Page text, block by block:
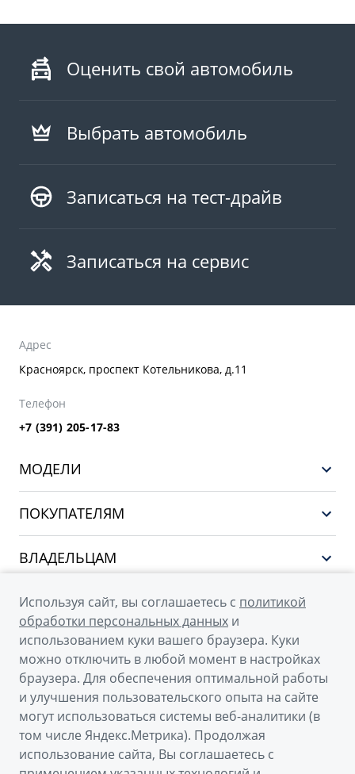
Оценить свой автомобиль
Выбрать автомобиль
Записаться на тест-драйв
Записаться на сервис
Адрес
Красноярск, проспект Котельникова, д.11
Телефон
+7 (391) 205-17-83
МОДЕЛИ
EX5
CITYRAY
ATLAS
OKAVANGO
MONJARO
Архивные модели
ПОКУПАТЕЛЯМ
Финансы и услуги
ВЛАДЕЛЬЦАМ
Поддержка
О КОМПАНИИ
О бренде GEELY
О дилерском центре
Новости
Наша команда
Правовая информация
Контакты
© 2026
Официальный сайт Geely в России
Политика обработки персональных данных
Используя сайт, вы соглашаетесь с политикой
обработки персональных данных и
использованием куки вашего браузера. Куки
можно отключить в любой момент в настройках
браузера. Для обеспечения оптимальной работы
и улучшения пользовательского опыта на сайте
могут использоваться системы веб-аналитики (в
том числе Яндекс.Метрика). Продолжая
использование сайта, Вы соглашаетесь с